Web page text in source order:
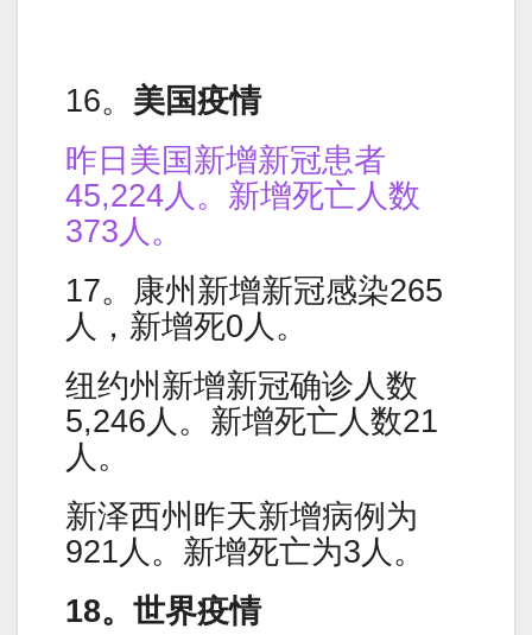
16。 美国疫情
昨日美国新增新冠患者
45,224人。新增死亡人数
373人。
17。康州新增新冠感染265
人，新增死0人。
纽约州新增新冠确诊人数
5,246人。新增死亡人数21
人。
新泽西州昨天新增病例为
921人。新增死亡为3人。
18。世界疫情